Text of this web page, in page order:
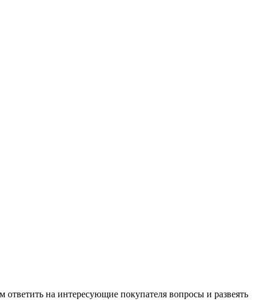
на интересующие покупателя вопросы и развеять